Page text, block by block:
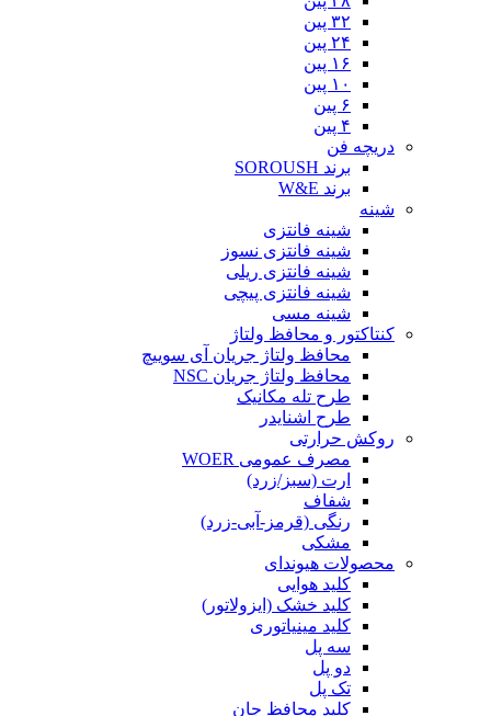
۳۲ پین
۲۴ پین
۱۶ پین
۱۰ پین
۶ پین
۴ پین
دریچه فن
برند SOROUSH
برند W&E
شینه
شینه فانتزی
شینه فانتزی نسوز
شینه فانتزی ریلی
شینه فانتزی پیچی
شینه مسی
کنتاکتور و محافظ ولتاژ
محافظ ولتاژ جریان آی سوییچ
محافظ ولتاژ جریان NSC
طرح تله مکانیک
طرح اشنایدر
روکش حرارتی
مصرف عمومی WOER
ارت (سبز/زرد)
شفاف
رنگی (قرمز-آبی-زرد)
مشکی
محصولات هیوندای
کلید هوایی
کلید خشک (ایزولاتور)
کلید مینیاتوری
سه پل
دو پل
تک پل
کلید محافظ جان